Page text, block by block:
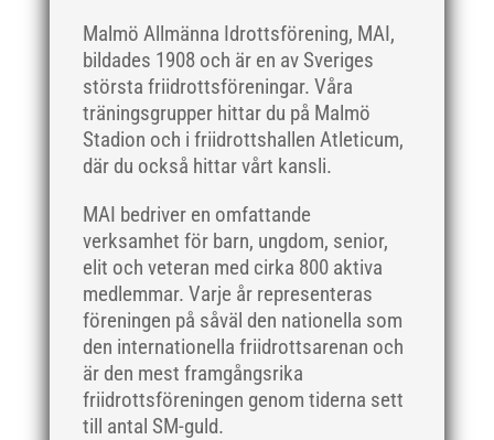
Malmö Allmänna Idrottsförening, MAI,
bildades 1908 och är en av Sveriges
största friidrottsföreningar. Våra
träningsgrupper hittar du på Malmö
Stadion och i friidrottshallen Atleticum,
där du också hittar vårt kansli.
MAI bedriver en omfattande
verksamhet för barn, ungdom, senior,
elit och veteran med cirka 800 aktiva
medlemmar. Varje år representeras
föreningen på såväl den nationella som
den internationella friidrottsarenan och
är den mest framgångsrika
friidrottsföreningen genom tiderna sett
till antal SM-guld.
juni 2019
maj 2019
april 2019
mars 2019
februari 2019
december 2018
november 2018
oktober 2018
september 2018
augusti 2018
juli 2018
juni 2018